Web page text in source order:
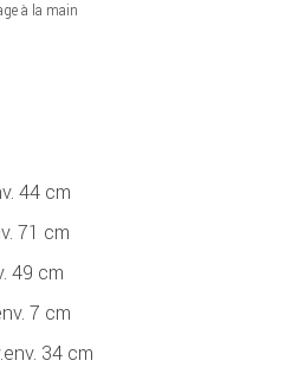
à la main
44 cm
71 cm
49 cm
7 cm
34 cm